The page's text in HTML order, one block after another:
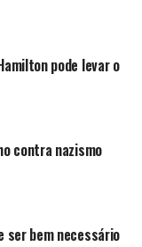
pode levar o
contra nazismo
ser bem necessário